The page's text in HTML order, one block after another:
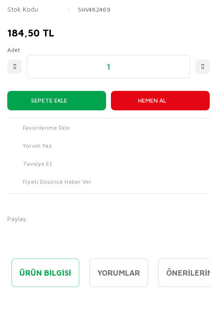
Stok Kodu SHV482469
184,50 TL
Adet
SEPETE EKLE HEMEN AL
Yorum Yaz
Tavsiye Et
Fiyatı Düşünce Haber Ver
Paylaş:
ÜRÜN BILGISI YORUMLAR